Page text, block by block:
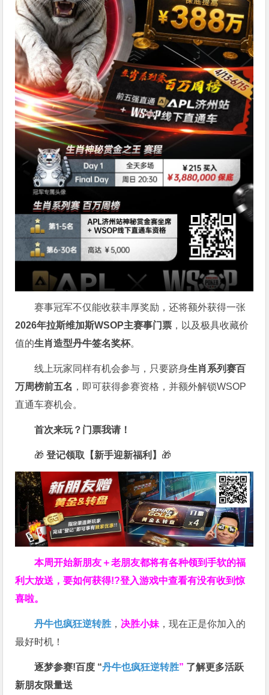
赛事冠军不仅能收获丰厚奖励，还将额外获得一张
2026年拉斯维加斯WSOP主赛事门票 ，以及极具收藏价
值的生肖造型丹牛签名奖杯。
线上玩家同样有机会参与，只要跻身生肖系列赛百
万周榜前五名 ，即可获得参赛资格，并额外解锁WSOP
直通车赛机会。
首次来玩？门票我请！
🎁 登记领取【新手迎新福利】 🎁
本周开始新朋友＋老朋友都将有各种领到手软的福
利大放送，要如何获得!?登入游戏中查看有没有收到惊
喜啦。
丹牛也疯狂逆转胜 ， 决胜小妹 ，现在正是你加入的
最好时机！
逐梦参赛!百度 “丹牛也疯狂逆转胜” 了解更多活跃
新朋友限量送